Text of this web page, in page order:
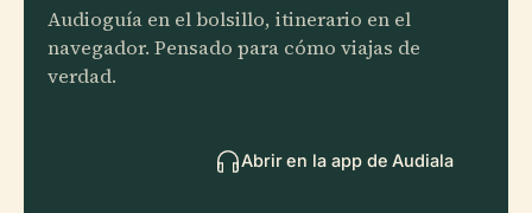
Audioguía en el bolsillo, itinerario en el
navegador. Pensado para cómo viajas de
verdad.
Abrir en la app de Audiala